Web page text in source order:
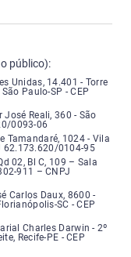
público):
das Nações Unidas,
Unidas, 14.401 - Torre
Paulo-SP - CEP
Doutor Heitor José
José Reali, 360 - São
0093-06
Tamandaré,
Tamandaré, 1024 - Vila
62.173.620/0104-95
Norte, sem
02, Bl C, 109 – Sala
911 – CNPJ
José Carlos, número
Carlos Daux, 8600 -
SC - CEP
Charles Darwin,
Charles Darwin - 2º
Recife-PE - CEP